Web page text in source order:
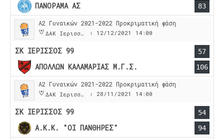
ΠΑΝΟΡΑΜΑ ΑΣ 83
Α2 Γυναικών 2021-2022 Προκριματική φάση
ΔΑΚ Ιερισσου | 12/12/2021 14:00
ΣΚ ΙΕΡΙΣΣΟΣ 99 57
ΑΠΟΛΛΩΝ ΚΑΛΑΜΑΡΙΑΣ Μ.Γ.Σ. 106
Α2 Γυναικών 2021-2022 Προκριματική φάση
ΔΑΚ Ιερισσου | 28/11/2021 14:00
ΣΚ ΙΕΡΙΣΣΟΣ 99 54
Α.Κ.Κ. "ΟΙ ΠΑΝΘΗΡΕΣ" 94